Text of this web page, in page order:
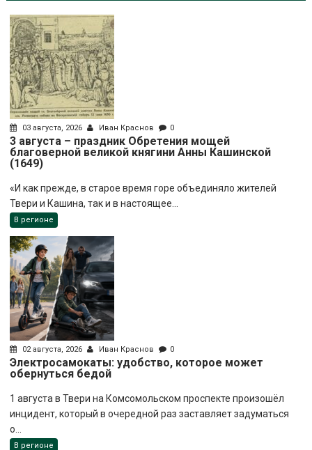
03 августа, 2026 Иван Краснов 0
3 августа – праздник Обретения мощей
благоверной великой княгини Анны Кашинской
(1649)
«И как прежде, в старое время горе объединяло жителей
Твери и Кашина, так и в настоящее...
В регионе
02 августа, 2026 Иван Краснов 0
Электросамокаты: удобство, которое может
обернуться бедой
1 августа в Твери на Комсомольском проспекте произошёл
инцидент, который в очередной раз заставляет задуматься
о...
В регионе